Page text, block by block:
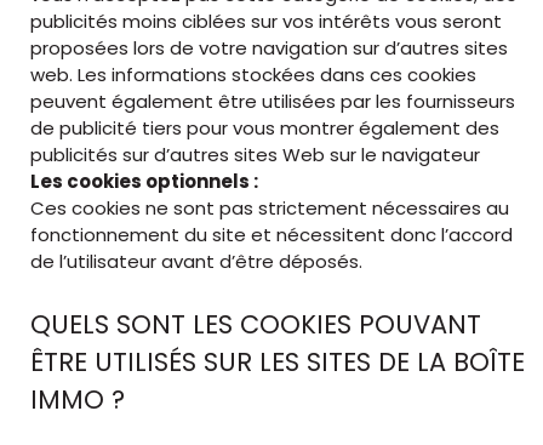
publicités moins ciblées sur vos intérêts vous seront
proposées lors de votre navigation sur d’autres sites
web. Les informations stockées dans ces cookies
peuvent également être utilisées par les fournisseurs
de publicité tiers pour vous montrer également des
publicités sur d’autres sites Web sur le navigateur
Les cookies optionnels :
Ces cookies ne sont pas strictement nécessaires au
fonctionnement du site et nécessitent donc l’accord
de l’utilisateur avant d’être déposés.
QUELS SONT LES COOKIES POUVANT
ÊTRE UTILISÉS SUR LES SITES DE LA BOÎTE
IMMO ?